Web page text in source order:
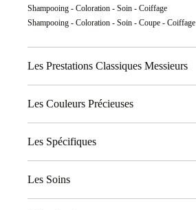
Shampooing - Coloration - Soin - Coiffage
Shampooing - Coloration - Soin - Coupe - Coiffage
Les Prestations Classiques Messieurs
Les Couleurs Précieuses
Les Spécifiques
Les Soins